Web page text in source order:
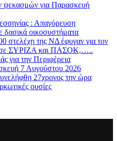
για Παρασκευή
: Απαγόρευση
δασικά οικοσυστήματα
στελέχη της ΝΔ έφυγαν για τον
σε ΣΥΡΙΖΑ και ΠΑΣΟΚ,…..
για την Περιφέρεια
7 Αυγούστου 2026
27χρονος την ώρα
ουσίες